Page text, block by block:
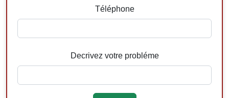
Téléphone
Decrivez votre probléme